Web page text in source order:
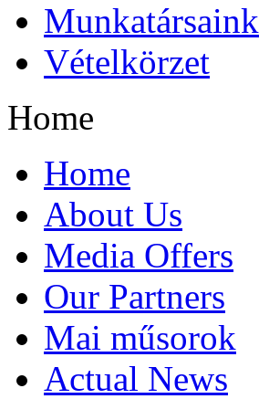
Munkatársaink
Vételkörzet
Home
Home
About Us
Media Offers
Our Partners
Mai műsorok
Actual News